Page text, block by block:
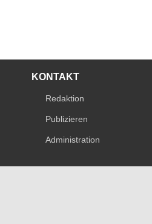
KONTAKT
Redaktion
Publizieren
Administration